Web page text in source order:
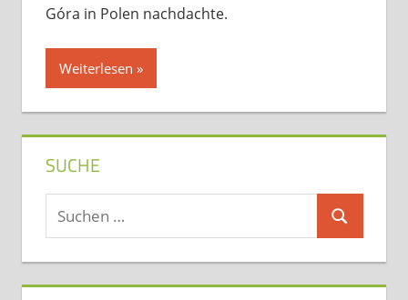
Góra in Polen nachdachte.
Weiterlesen
SUCHE
Suchen
nach:
Suchen